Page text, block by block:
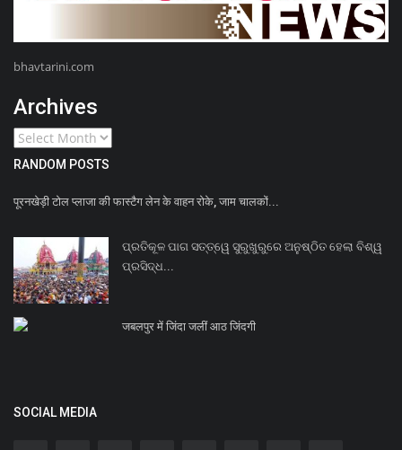
bhavtarini.com
Archives
RANDOM POSTS
पूरनखेड़ी टोल प्लाजा की फास्टैग लेन के वाहन रोके, जाम चालकों...
ପ୍ରତିକୂଳ ପାଗ ସତ୍ତ୍ୱେ ସୁରୁଖୁରୁରେ ଅନୁଷ୍ଠିତ ହେଲା ବିଶ୍ୱ
ପ୍ରସିଦ୍ଧ...
जबलपुर में जिंदा जलीं आठ जिंदगी
SOCIAL MEDIA